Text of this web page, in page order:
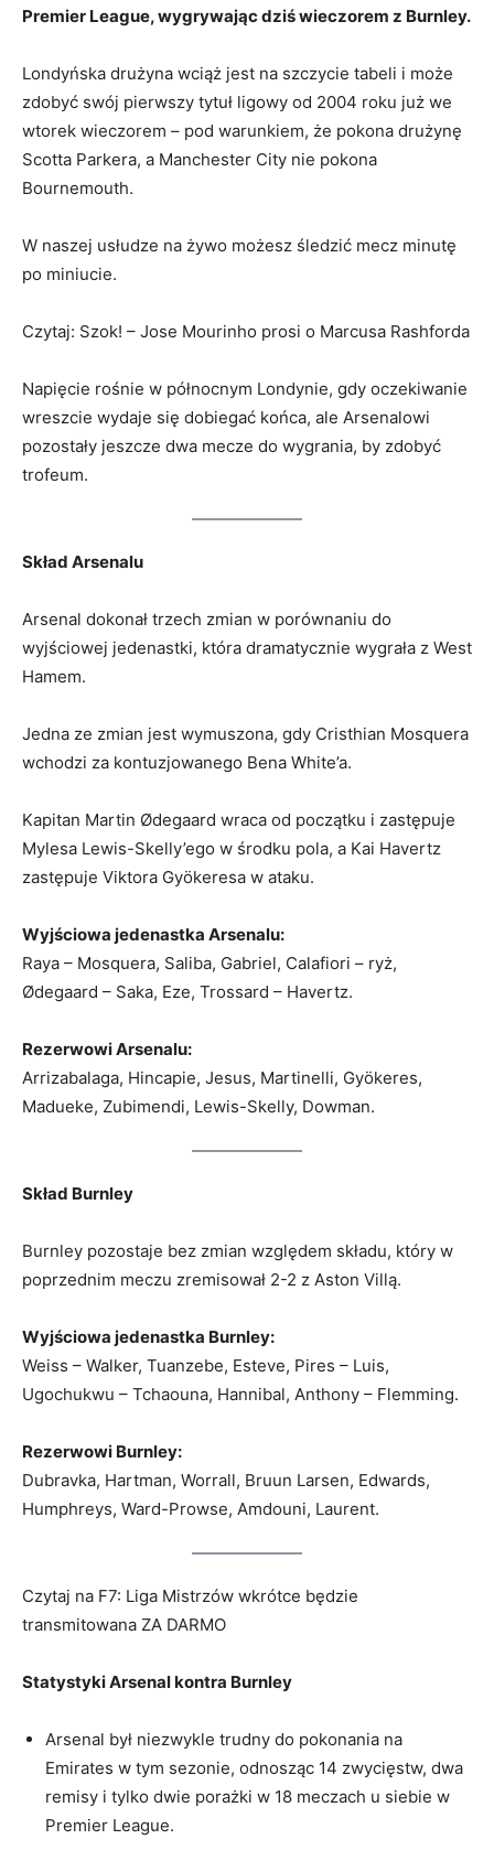
Premier League, wygrywając dziś wieczorem z Burnley.
Londyńska drużyna wciąż jest na szczycie tabeli i może
zdobyć swój pierwszy tytuł ligowy od 2004 roku już we
wtorek wieczorem – pod warunkiem, że pokona drużynę
Scotta Parkera, a Manchester City nie pokona
Bournemouth.
W naszej usłudze na żywo możesz śledzić mecz minutę
po miniucie.
Czytaj: Szok! – Jose Mourinho prosi o Marcusa Rashforda
Napięcie rośnie w północnym Londynie, gdy oczekiwanie
wreszcie wydaje się dobiegać końca, ale Arsenalowi
pozostały jeszcze dwa mecze do wygrania, by zdobyć
trofeum.
Skład Arsenalu
Arsenal dokonał trzech zmian w porównaniu do
wyjściowej jedenastki, która dramatycznie wygrała z West
Hamem.
Jedna ze zmian jest wymuszona, gdy Cristhian Mosquera
wchodzi za kontuzjowanego Bena White’a.
Kapitan Martin Ødegaard wraca od początku i zastępuje
Mylesa Lewis-Skelly’ego w środku pola, a Kai Havertz
zastępuje Viktora Gyökeresa w ataku.
Wyjściowa jedenastka Arsenalu:
Raya – Mosquera, Saliba, Gabriel, Calafiori – ryż,
Ødegaard – Saka, Eze, Trossard – Havertz.
Rezerwowi Arsenalu:
Arrizabalaga, Hincapie, Jesus, Martinelli, Gyökeres,
Madueke, Zubimendi, Lewis-Skelly, Dowman.
Skład Burnley
Burnley pozostaje bez zmian względem składu, który w
poprzednim meczu zremisował 2-2 z Aston Villą.
Wyjściowa jedenastka Burnley:
Weiss – Walker, Tuanzebe, Esteve, Pires – Luis,
Ugochukwu – Tchaouna, Hannibal, Anthony – Flemming.
Rezerwowi Burnley:
Dubravka, Hartman, Worrall, Bruun Larsen, Edwards,
Humphreys, Ward-Prowse, Amdouni, Laurent.
Czytaj na F7: Liga Mistrzów wkrótce będzie
transmitowana ZA DARMO
Statystyki Arsenal kontra Burnley
Arsenal był niezwykle trudny do pokonania na
Emirates w tym sezonie, odnosząc 14 zwycięstw, dwa
remisy i tylko dwie porażki w 18 meczach u siebie w
Premier League.